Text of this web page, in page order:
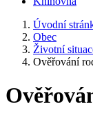
Úvodní
Obec
Životní
Ověřování